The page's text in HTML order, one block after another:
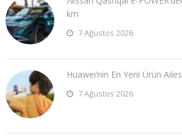
km
7 Ağustos 2026
Huawei’nin En Yeni Ürün
7 Ağustos 2026